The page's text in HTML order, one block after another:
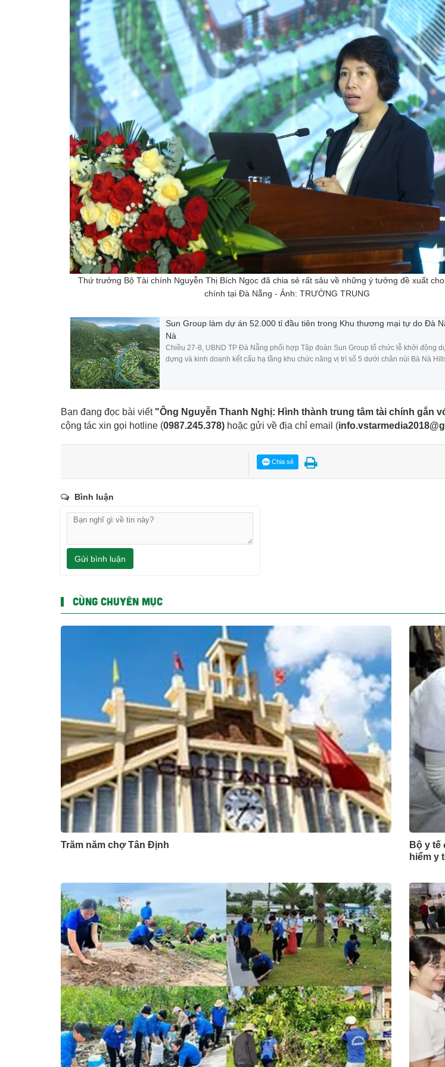
Thứ trưởng Bộ Tài chính Nguyễn Thị Bích Ngọc đã chia sẻ rất sâu về những ý tưởng đề xuất
chính tại Đà Nẵng - Ảnh: TRƯỜNG TRUNG
Sun Group làm dự án 52.000 tỉ đầu tiên trong Khu thương mại tự do Đà
Nà
Chiều 27-8, UBND TP Đà Nẵng phối hợp Tập đoàn Sun Group tổ chức lễ khởi động
dựng và kinh doanh kết cấu hạ tầng khu chức năng vị trí số 5 dưới chân núi Bà Nà
Bạn đang đọc bài viết "Ông Nguyễn Thanh Nghị: Hình thành trung tâm tài chính gắn
cộng tác xin gọi hotline (0987.245.378) hoặc gửi về địa chỉ email (
Chia sẻ
Bình luận
Gửi bình luận
CÙNG CHUYÊN MỤC
Trăm năm chợ Tân Định
Bộ y
hiểm y